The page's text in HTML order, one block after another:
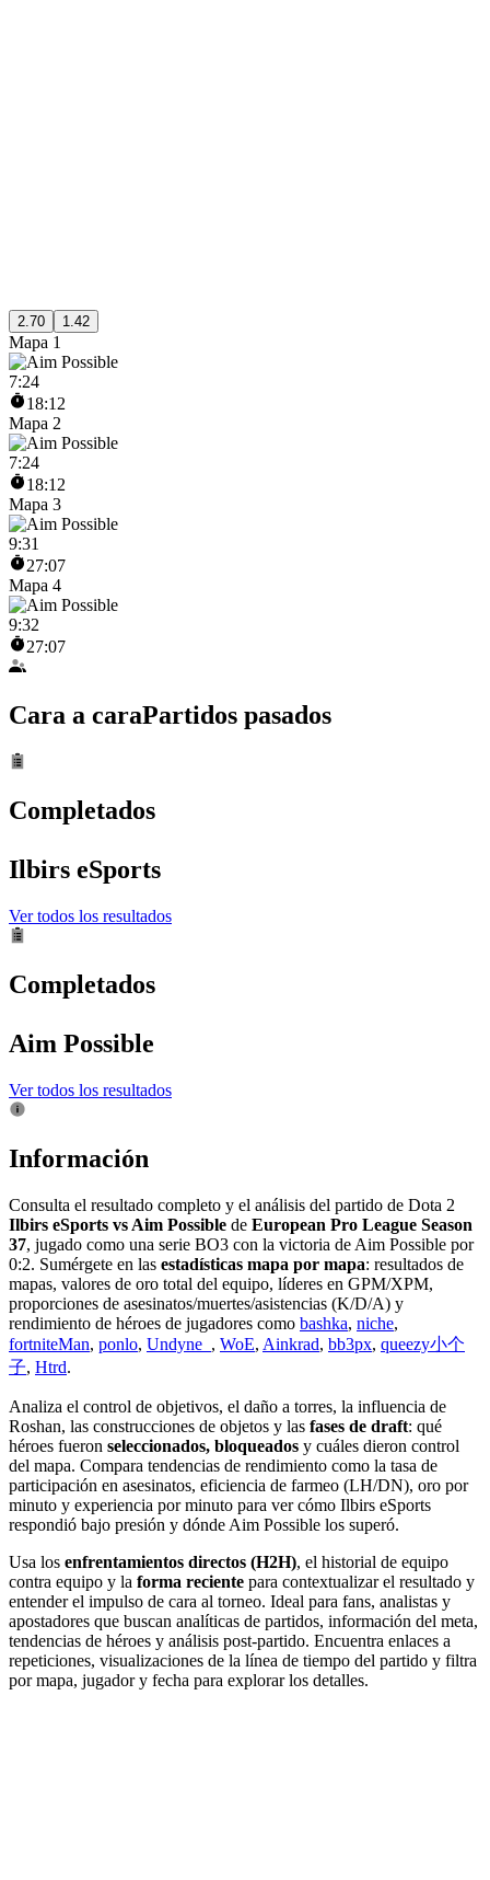
2.70 1.42
Mapa 1
7:24
18:12
Mapa 2
7:24
18:12
Mapa 3
9:31
27:07
Mapa 4
9:32
27:07
Cara a caraPartidos pasados
Completados
Ilbirs eSports
Ver todos los resultados
Completados
Aim Possible
Ver todos los resultados
Información
Consulta el resultado completo y el análisis del partido de Dota 2
Ilbirs eSports vs Aim Possible de European Pro League Season
37, jugado como una serie BO3 con la victoria de Aim Possible por
0:2. Sumérgete en las estadísticas mapa por mapa: resultados de
mapas, valores de oro total del equipo, líderes en GPM/XPM,
proporciones de asesinatos/muertes/asistencias (K/D/A) y
rendimiento de héroes de jugadores como bashka, niche,
fortniteMan, ponlo, Undyne_ , WoE, Ainkrad, bb3px, queezy小个
子, Htrd.
Analiza el control de objetivos, el daño a torres, la influencia de
Roshan, las construcciones de objetos y las fases de draft: qué
héroes fueron seleccionados, bloqueados y cuáles dieron control
del mapa. Compara tendencias de rendimiento como la tasa de
participación en asesinatos, eficiencia de farmeo (LH/DN), oro por
minuto y experiencia por minuto para ver cómo Ilbirs eSports
respondió bajo presión y dónde Aim Possible los superó.
Usa los enfrentamientos directos (H2H), el historial de equipo
contra equipo y la forma reciente para contextualizar el resultado y
entender el impulso de cara al torneo. Ideal para fans, analistas y
apostadores que buscan analíticas de partidos, información del meta,
tendencias de héroes y análisis post-partido. Encuentra enlaces a
repeticiones, visualizaciones de la línea de tiempo del partido y filtra
por mapa, jugador y fecha para explorar los detalles.